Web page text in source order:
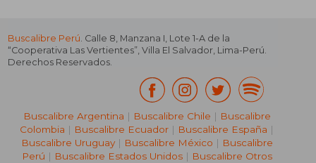
Buscalibre Perú. Calle 8, Manzana I, Lote 1-A de la
“Cooperativa Las Vertientes”, Villa El Salvador, Lima-Perú.
Derechos Reservados.
Buscalibre Argentina | Buscalibre Chile | Buscalibre
Colombia | Buscalibre Ecuador | Buscalibre España |
Buscalibre Uruguay| Buscalibre México | Buscalibre
Perú | Buscalibre Estados Unidos| Buscalibre Otros